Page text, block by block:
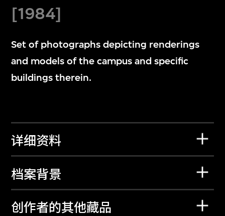
[1984]
Set of photographs depicting renderings
and models of the campus and specific
buildings therein.
详细资料
档案背景
创作者的其他藏品